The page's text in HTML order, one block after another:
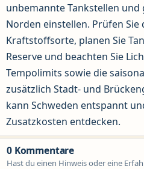
unbemannte Tankstellen
Norden einstellen. Prüfen Sie
Kraftstoffsorte, planen Sie
Reserve und beachten Sie
Tempolimits sowie die
zusätzlich Stadt- und
kann Schweden entspannt
Zusatzkosten entdecken.
0 Kommentare
Hast du einen Hinweis oder eine